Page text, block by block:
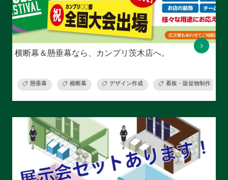
横断幕＆懸垂幕なら、カンプリ茨木店へ。
懸垂幕 横断幕 デザイン作成 看板・販促物制作